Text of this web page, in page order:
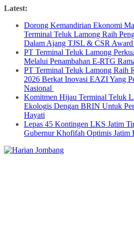
Skip
content
Latest:
Dorong Kemandirian Ekonomi
Terminal Teluk Lamong Raih
Dalam Ajang TJSL & CSR
PT Terminal Teluk Lamong
Melalui Penambahan E-RTG
PT Terminal Teluk Lamong Raih
2026 Berkat Inovasi EAZI Yang
Nasional
Komitmen Hijau Terminal Teluk
Ekologis Dengan BRIN Untuk
Hayati
Lepas 45 Kontingen LKS Jatim
Gubernur Khofifah Optimis Jatim